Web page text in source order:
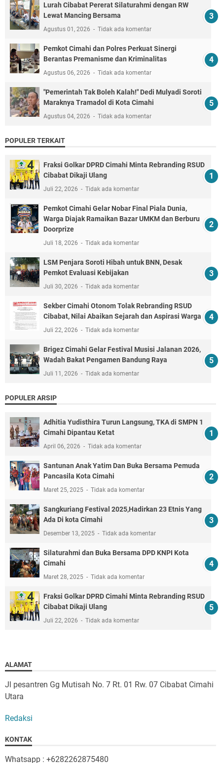
Lurah Cibabat Pererat Silaturahmi dengan RW
Lewat Mancing Bersama
Agustus 01, 2026 Tidak ada komentar
Pemkot Cimahi dan Polres Perkuat Sinergi
Berantas Premanisme dan Kriminalitas
Agustus 06, 2026 Tidak ada komentar
"Pemerintah Tak Boleh Kalah!" Dedi Mulyadi Soroti
Maraknya Tramadol di Kota Cimahi
Agustus 04, 2026 Tidak ada komentar
POPULER TERKAIT
Fraksi Golkar DPRD Cimahi Minta Rebranding RSUD
Cibabat Dikaji Ulang
Juli 22, 2026 Tidak ada komentar
Pemkot Cimahi Gelar Nobar Final Piala Dunia,
Warga Diajak Ramaikan Bazar UMKM dan Berburu
Doorprize
Juli 18, 2026 Tidak ada komentar
LSM Penjara Soroti Hibah untuk BNN, Desak
Pemkot Evaluasi Kebijakan
Juli 30, 2026 Tidak ada komentar
Sekber Cimahi Otonom Tolak Rebranding RSUD
Cibabat, Nilai Abaikan Sejarah dan Aspirasi Warga
Juli 22, 2026 Tidak ada komentar
Brigez Cimahi Gelar Festival Musisi Jalanan 2026,
Wadah Bakat Pengamen Bandung Raya
Juli 11, 2026 Tidak ada komentar
POPULER ARSIP
Adhitia Yudisthira Turun Langsung, TKA di SMPN 1
Cimahi Dipantau Ketat
April 06, 2026 Tidak ada komentar
Santunan Anak Yatim Dan Buka Bersama Pemuda
Pancasila Kota Cimahi
Maret 25, 2025 Tidak ada komentar
Sangkuriang Festival 2025,Hadirkan 23 Etnis Yang
Ada Di kota Cimahi
Desember 13, 2025 Tidak ada komentar
Silaturahmi dan Buka Bersama DPD KNPI Kota
Cimahi
Maret 28, 2025 Tidak ada komentar
Fraksi Golkar DPRD Cimahi Minta Rebranding RSUD
Cibabat Dikaji Ulang
Juli 22, 2026 Tidak ada komentar
ALAMAT
Jl pesantren Gg Mutisah No. 7 Rt. 01 Rw. 07 Cibabat Cimahi
Utara
Redaksi
KONTAK
Whatsapp : +6282262875480